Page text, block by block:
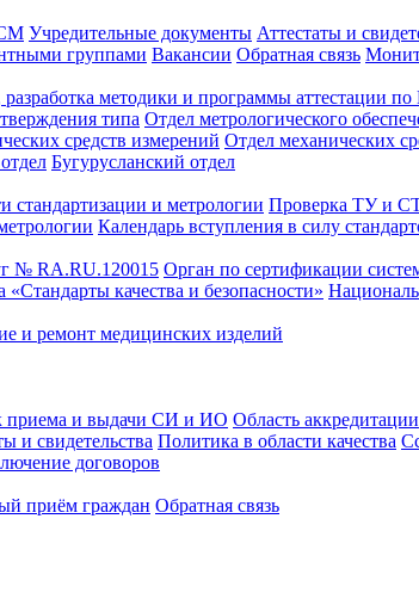
Учредительные документы Аттестаты и
группами Вакансии Обратная связь
разработка методики и программы аттестации
типа Отдел метрологического
средств измерений Отдел механических
Бугурусланский отдел
стандартизации и метрологии Проверка ТУ и
Календарь вступления в силу
№ RA.RU.120015 Орган по сертификации
качества и безопасности»
и ремонт медицинских изделий
приема и выдачи СИ и ИО Область аккредитации
и свидетельства Политика в области качества
договоров
приём граждан Обратная связь